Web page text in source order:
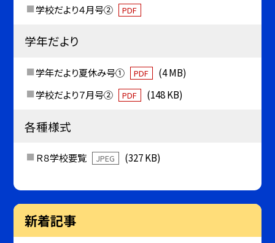
学校だより４月号② PDF
学年だより
学年だより夏休み号① PDF
(4 MB)
学校だより７月号②
PDF (148 KB)
各種様式
Ｒ８学校要覧 JPEG (327 KB)
新着記事